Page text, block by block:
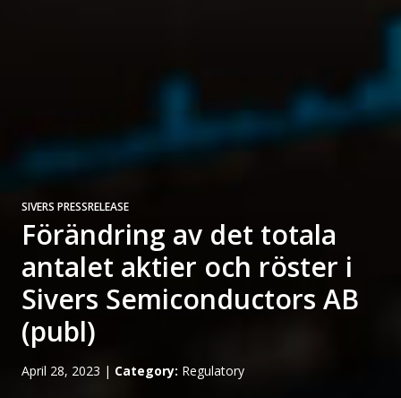
SIVERS PRESSRELEASE
Förändring av det totala
antalet aktier och röster i
Sivers Semiconductors AB
(publ)
April 28, 2023 | Category: Regulatory